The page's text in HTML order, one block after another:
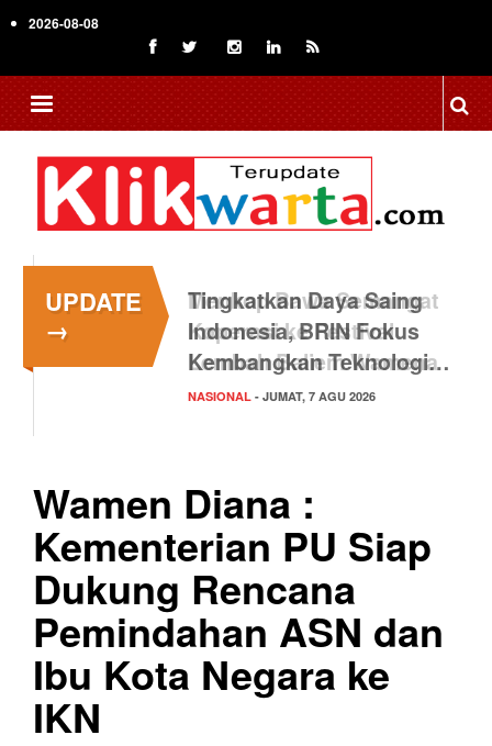
to
content
2026-08-08
UPDATE
→
Tingkatkan Daya Saing
Indonesia, BRIN Fokus
Kembangkan Teknologi…
NASIONAL - JUMAT, 7 AGU 2026
Wamen Diana :
Kementerian PU Siap
Dukung Rencana
Pemindahan ASN dan
Ibu Kota Negara ke
IKN